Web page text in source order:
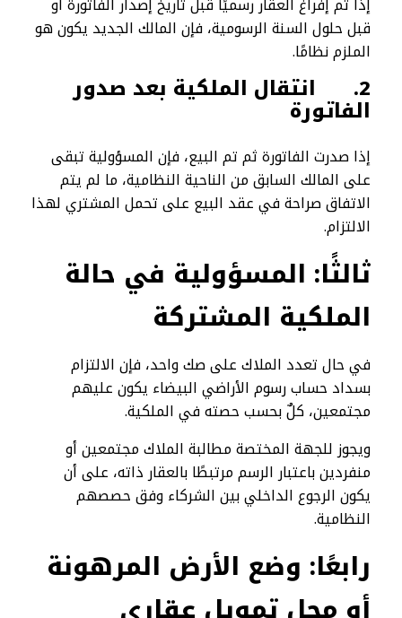
قبل حلول السنة الرسومية، فإن المالك الجديد يكون هو
الملزم نظامًا.
2. انتقال الملكية بعد صدور
الفاتورة
إذا صدرت الفاتورة ثم تم البيع، فإن المسؤولية تبقى
على المالك السابق من الناحية النظامية، ما لم يتم
الاتفاق صراحة في عقد البيع على تحمل المشتري لهذا
الالتزام.
ثالثًا: المسؤولية في حالة
الملكية المشتركة
في حال تعدد الملاك على صك واحد، فإن الالتزام
بسداد حساب رسوم الأراضي البيضاء يكون عليهم
مجتمعين، كلٌ بحسب حصته في الملكية.
ويجوز للجهة المختصة مطالبة الملاك مجتمعين أو
منفردين باعتبار الرسم مرتبطًا بالعقار ذاته، على أن
يكون الرجوع الداخلي بين الشركاء وفق حصصهم
النظامية.
رابعًا: وضع الأرض المرهونة